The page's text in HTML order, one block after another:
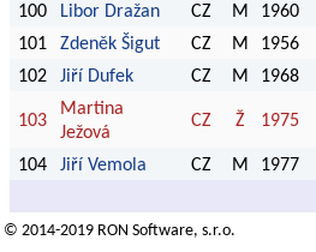
100 Libor Dražan CZ M 1960
101
Zdeněk Šigut CZ M 1956
102
Jiří Dufek CZ M 1968
103
Martina
Ježová
CZ Ž 1975
104 Jiří Vemola CZ M 1977
© 2014-2019 RON Software, s.r.o.